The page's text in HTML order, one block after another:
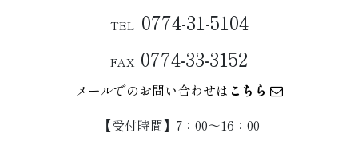
TEL 0774-31-5104
FAX 0774-33-3152
メールでのお問い合わせは こちら
【受付時間】7：00〜16：00